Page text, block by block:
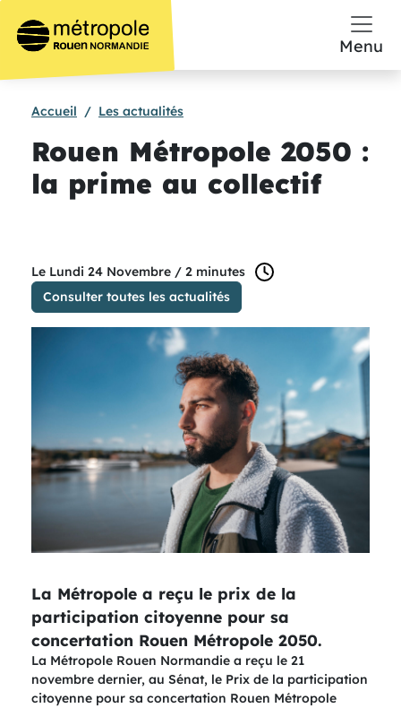
Menu
Accueil Les actualités
Rouen Métropole 2050 :
la prime au collectif
Le Lundi 24 Novembre / temps de lecture :
2 minutes
Consulter toutes les actualités
La Métropole a reçu le prix de la
participation citoyenne pour sa
concertation Rouen Métropole 2050.
La Métropole Rouen Normandie a reçu le 21
novembre dernier, au Sénat, le Prix de la participation
citoyenne pour sa concertation Rouen Métropole